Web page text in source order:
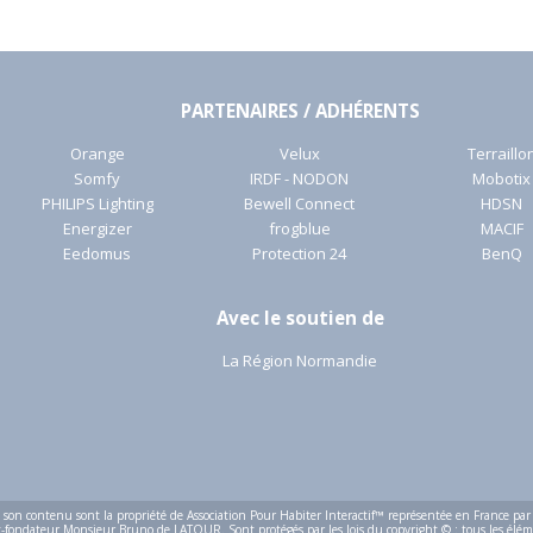
PARTENAIRES / ADHÉRENTS
Orange
Somfy
PHILIPS Lighting
Energizer
Eedomus
Velux
IRDF - NODON
Bewell Connect
frogblue
Protection 24
Mobotix
HDSN
MACIF
BenQ
Avec le soutien de
La Région Normandie
son contenu sont la propriété de Association Pour Habiter Interactif™ représentée en France par
fondateur Monsieur Bruno de LATOUR. Sont protégés par les lois du copyright © : tous les